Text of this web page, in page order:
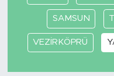
SAMSUN
VEZİRKÖPRÜ